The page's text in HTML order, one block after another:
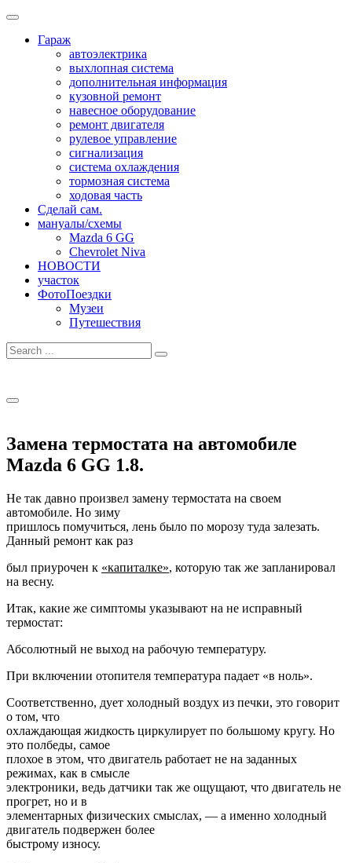
Skip
contentГараж
автоэлектрика
выхлопная система
дополнительная информация
кузовной ремонт
навесное оборудование
ремонт двигателя
рулевое управление
сигнализация
система охлаждения
тормозная система
ходовая часть
Сделай сам.
мануалы/схемы
Mazda 6 GG
Chevrolet Niva
НОВОСТИ
участок
ФотоПоездки
Музеи
Путешествия
Search
for:
Замена термостата на автомобиле
Mazda 6 GG 1.8.
Не так давно произвел замену термостата на своем
автомобиле. Но зиму
пришлось помучиться, лень было по морозу туда залезать.
Данный ремонт как раз
был приурочен к «капиталке», которую так же запланировал
на весну.
Итак, какие же симптомы указывают на не исправный
термостат:
Абсолютный не выход на рабочую температуру.
При включении отопителя температура падает «в ноль».
Соответственно, дует холодный воздух из печки, это говорит
о том, что
охлаждающая жидкость циркулирует по большому кругу. Но
это полбеды, самое
плохое в этом, что двигатель работает не на заданных
режимах, как в смысле
электроники, ведь датчики так же ощущают, что двигатель не
прогрет, но и в
элементарных физических смыслах, — а именно холодный
двигатель подвержен более
быстрому износу.